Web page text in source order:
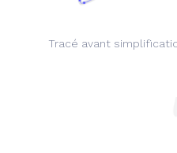
Tracé avant